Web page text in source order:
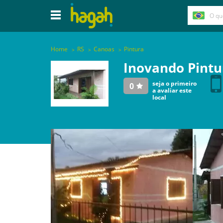
Home RS Canoas Pintura
Inovando
0
seja o primeiro
a avaliar este
local